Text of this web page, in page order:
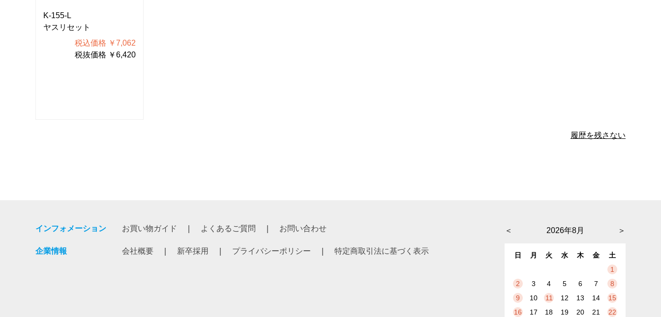
K-155-L
ヤスリセット
税込価格 ￥7,062
税抜価格 ￥6,420
履歴を残さない
インフォメーション お買い物ガイド よくあるご質問 お問い合わせ
企業情報 会社概要 新卒採用 プライバシーポリシー 特定商取引法に基づく表示
＜ ＞
2026年8月
日 月 火 水 木 金
土
1
2
3 4 5 6 7
8
9
10 11 12 13 14
15
16
17 18 19 20 21 22